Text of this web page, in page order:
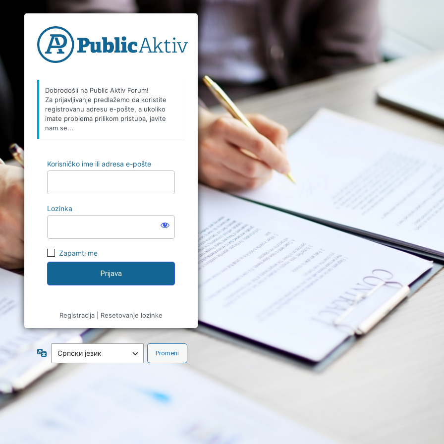
Dobrodošli na Public Aktiv Forum!
Za prijavljivanje predlažemo da koristite
registrovanu adresu e-pošte, a ukoliko
imate problema prilikom pristupa, javite
nam se...
Korisničko ime ili adresa e-pošte
Lozinka
Zapamti me
Registracija Resetovanje lozinke
Jezik